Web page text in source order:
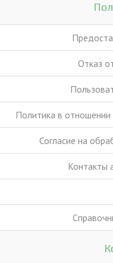
Отказ
Политика в
Согласие на
Контакты